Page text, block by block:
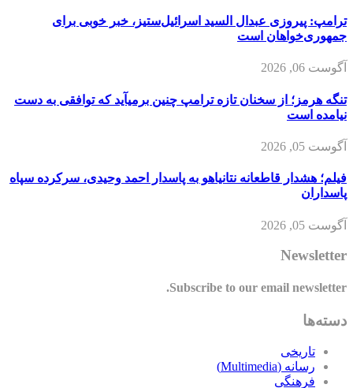
ترامپ: پیروزی عبدال السید اسرائیل‌ستیز، خبر خوبی برای
جمهوری‌خواهان است
آگوست 06, 2026
تنگه هرمز؛ از سخنان تازه ترامپ چنین برمیآید که توافقی به دست
نیامده است
آگوست 05, 2026
فیلم؛ هشدار قاطعانه نتانیاهو به پاسدار احمد وحیدی، سرکرده سپاه
پاسداران
آگوست 05, 2026
Newsletter
Subscribe to our email newsletter.
دسته‌ها
تاریخی
رسانه (Multimedia)
فرهنگی